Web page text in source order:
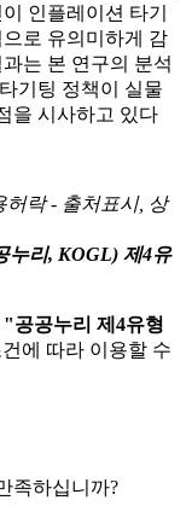
인플레이션 타기
로 유의미하게 감
는 본 연구의 분석
기팅 정책이 실물
을 시사하고 있다
누리, KOGL) 제4유
"공공누리 제4유형
에 따라 이용할 수
족하십니까?